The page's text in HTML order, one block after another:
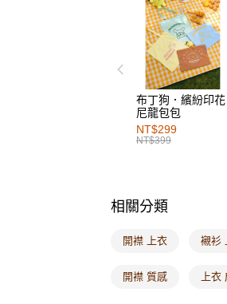
布丁狗．繽紛印花
尼龍包包
NT$299
NT$399
相關分類
開襟 上衣 襯衫
開襟 質感 上衣